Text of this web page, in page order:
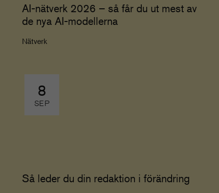
AI-nätverk 2026 – så får du ut mest av
de nya AI-modellerna
Nätverk
8
SEP
Så leder du din redaktion i förändring